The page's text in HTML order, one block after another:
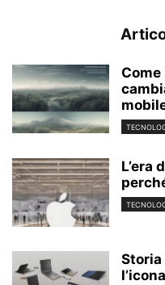
Come
L’era
Storia